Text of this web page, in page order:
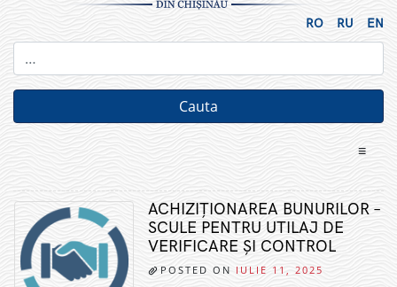
RO RU EN
≡
ACHIZIȚIONAREA BUNURILOR –
SCULE PENTRU UTILAJ DE
VERIFICARE ȘI CONTROL
POSTED ON IULIE 11, 2025